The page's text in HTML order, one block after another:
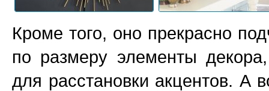
Кроме того, оно прекрасно
по размеру элементы
для расстановки акцентов. А